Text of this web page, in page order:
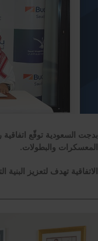
بدجت السعودية توقّع اتفاقية
المعسكرات والبطولات.
الاتفاقية تهدف لتعزيز